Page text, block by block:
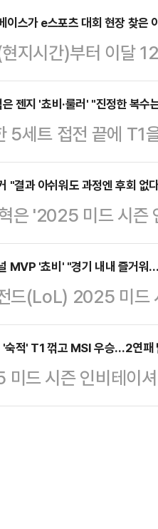
스가 e스포츠 대회 현장 찾은
시간)부터 이달 12일
의 글로벌 e스포츠
는 e스포츠와는 다
끌었다. 미국 가상
스를 설치하고 팬 참여형 이벤트
와 e스포츠의 결합을
새로운 마케팅 모델
젠지 '쵸비·룰러' "진정한 복수
5세트 접전 끝에
지했다. 선수들은
다. 더불어 다가오
대한 각오도 함께
리시엄에서 열린
하며 우승컵을 들
트에서 파이크와
결과 아쉬워도 과정엔 후회 없
은 '2025 미드 시즌
내면서도 과정에는
스포츠 월드컵)
) 캐나다 밴쿠버 퍼
5세트까지 가는 접
이어진 리매치 경기
어올리지 못했다.경
'쵸비' "경기 내내 즐거워
드(LoL) 2025 미드
비' 정지훈이 차지
데 핵심 역할을 했다
쿠버 퍼시픽 콜리
2로 승리했다. 특히
적' T1 꺾고 MSI 우승…2연패
드 시즌 인비테이
(현지시간) 캐나다